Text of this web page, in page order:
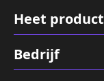
Heet product
Bedrijf